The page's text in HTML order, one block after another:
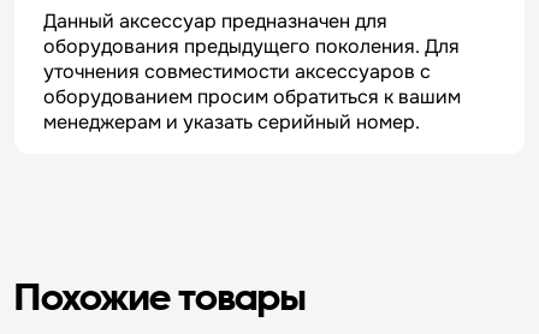
Данный аксессуар предназначен для
оборудования предыдущего поколения. Для
уточнения совместимости аксессуаров с
оборудованием просим обратиться к вашим
менеджерам и указать серийный номер.
Похожие товары